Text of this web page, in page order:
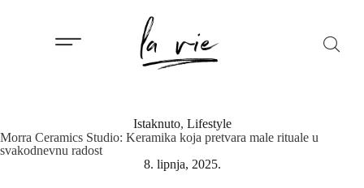
Istaknuto, Lifestyle
Morra Ceramics Studio: Keramika koja pretvara male rituale u
svakodnevnu radost
8. lipnja, 2025.